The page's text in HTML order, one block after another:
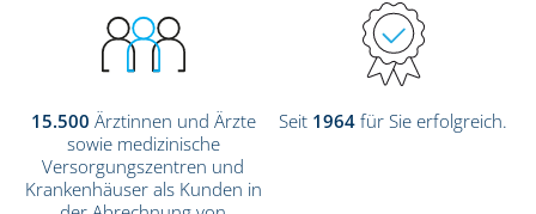
15.500 Ärztinnen und Ärzte
sowie medizinische
Versorgungszentren und
Krankenhäuser als Kunden in
Seit 1964 für Sie erfolgreich.